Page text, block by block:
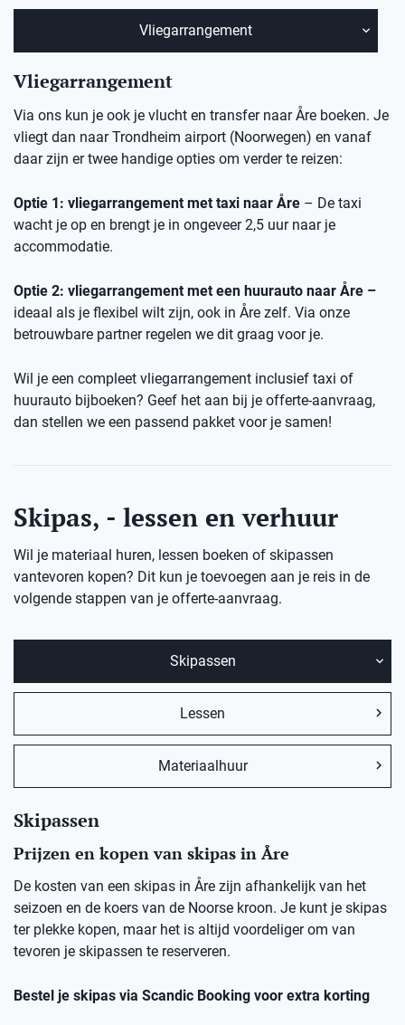
Vliegarrangement
Vliegarrangement
Via ons kun je ook je vlucht en transfer naar Åre boeken. Je
vliegt dan naar Trondheim airport (Noorwegen) en vanaf
daar zijn er twee handige opties om verder te reizen:
Optie 1: vliegarrangement met taxi naar Åre – De taxi
wacht je op en brengt je in ongeveer 2,5 uur naar je
accommodatie.
Optie 2: vliegarrangement met een huurauto naar Åre –
ideaal als je flexibel wilt zijn, ook in Åre zelf. Via onze
betrouwbare partner regelen we dit graag voor je.
Wil je een compleet vliegarrangement inclusief taxi of
huurauto bijboeken? Geef het aan bij je offerte-aanvraag,
dan stellen we een passend pakket voor je samen!
Skipas, - lessen en verhuur
Wil je materiaal huren, lessen boeken of skipassen
vantevoren kopen? Dit kun je toevoegen aan je reis in de
volgende stappen van je offerte-aanvraag.
Skipassen
Lessen
Materiaalhuur
Skipassen
Prijzen en kopen van skipas in Åre
De kosten van een skipas in Åre zijn afhankelijk van het
seizoen en de koers van de Noorse kroon. Je kunt je skipas
ter plekke kopen, maar het is altijd voordeliger om van
tevoren je skipassen te reserveren.
Bestel je skipas via Scandic Booking voor extra korting